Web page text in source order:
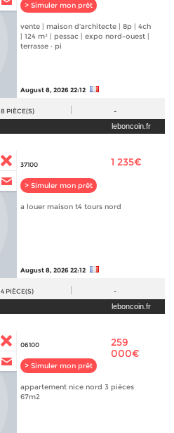
> Simuler mon prêt
vente | maison d'architecte | 8p | 4ch
| 124 m² | pessac | expo nord-ouest |
terrasse · pi
August 8, 2026 22:12
8 PIÈCE(S) -
leboncoin.fr
37100
> Simuler mon prêt
1 235€
a louer maison t4 tours nord
August 8, 2026 22:12
4 PIÈCE(S) -
leboncoin.fr
06100
> Simuler mon prêt
259
000€
appartement nice nord 3 pièces
67m2